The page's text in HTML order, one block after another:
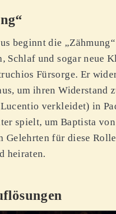
beginnt die
Schlaf und sogar neue
Fürsorge. Er
um ihren Widerstand
verkleidet) in
spielt, um Baptista
Gelehrten für diese
heiraten.